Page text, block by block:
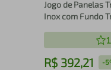
Jogo de Panelas
Inox com Fundo
R$ 392,21 -